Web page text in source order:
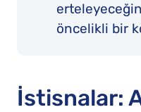
öncelikli bir
İstisnalar: